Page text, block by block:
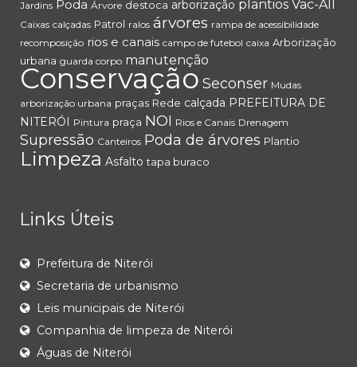
Jardins Poda Árvore destoca arborização plantios Vac-All
Caixas calçadas Patrol ralos árvores rampa de acessibilidade
recomposição rios e canais campo de futebol caixa Arborização
urbana guarda corpo manutenção
Conservação Seconser Mudas
arborização urbana praças Rede calçada PREFEITURA DE
NITERÓI
Pintura praça NOI Rios e Canais Drenagem
Supressão Canteiros Poda de árvores Plantio
Limpeza Asfalto tapa buraco
Links Úteis
Prefeitura de Niterói
Secretaria de urbanismo
Leis municipais de Niterói
Companhia de limpeza de Niterói
Águas de Niterói